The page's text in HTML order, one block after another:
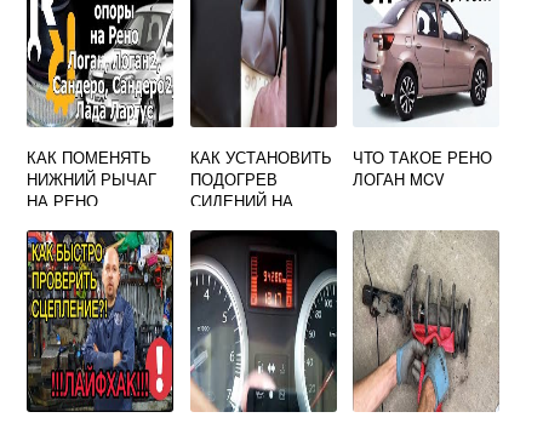
КАК ПОМЕНЯТЬ
НИЖНИЙ РЫЧАГ
НА РЕНО
КАК УСТАНОВИТЬ
ПОДОГРЕВ
СИДЕНИЙ НА
ЧТО ТАКОЕ РЕНО
ЛОГАН MCV